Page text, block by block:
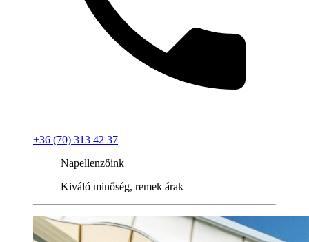
+36 (70) 313 42 37
Napellenzőink
Kiváló minőség, remek árak